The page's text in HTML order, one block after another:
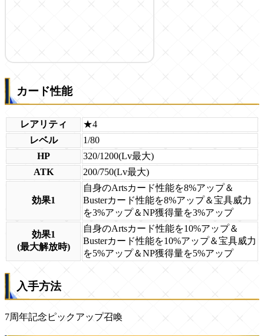
カード性能
レアリティ
★4
レベル
1/80
HP
320/1200(Lv最大)
ATK
200/750(Lv最大)
効果1
自身のArtsカード性能を8%アップ＆
Busterカード性能を8%アップ＆宝具威力
を3%アップ＆NP獲得量を3%アップ
効果1
(最大解放時)
自身のArtsカード性能を10%アップ＆
Busterカード性能を10%アップ＆宝具威力
を5%アップ＆NP獲得量を5%アップ
入手方法
7周年記念ピックアップ召喚